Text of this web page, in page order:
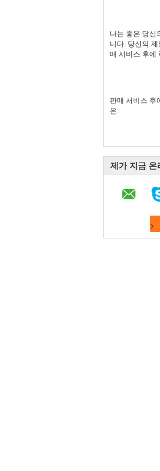
나는 좋은 당신
니다. 당신의
매 서비스 후에
판매 서비스 후
은.
제가 지금 온